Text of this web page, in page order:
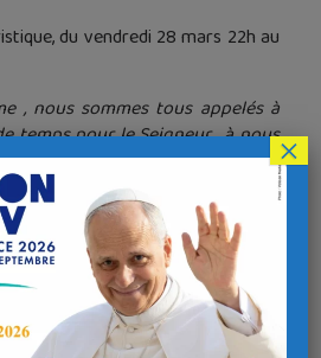
du vendredi 28 mars 22h au
, nous sommes tous appelés à
temps pour le Seigneur , à nous
dans un esprit de conversion et
et les vocations.
à vous relayer auprès du Saint
à la
28 mars 22h au samedi 29
×